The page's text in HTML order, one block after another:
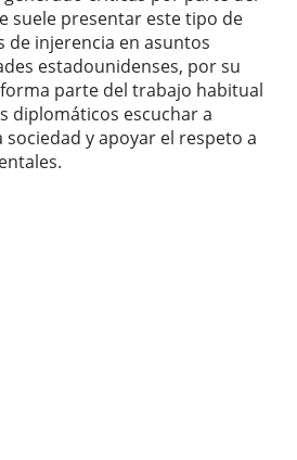
suele presentar este tipo de
de injerencia en asuntos
estadounidenses, por su
parte del trabajo habitual
diplomáticos escuchar a
y apoyar el respeto a